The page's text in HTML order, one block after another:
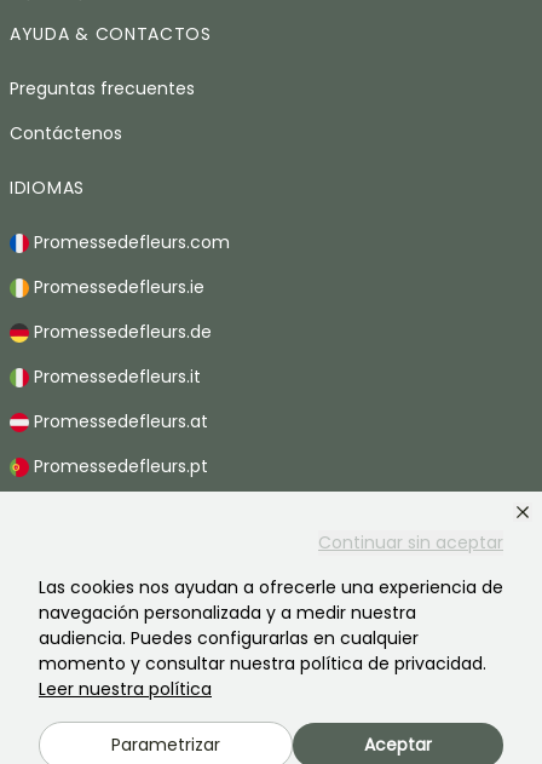
Continuar sin aceptar
Las cookies nos ayudan a ofrecerle una experiencia de
navegación personalizada y a medir nuestra
audiencia. Puedes configurarlas en cualquier
momento y consultar nuestra política de privacidad.
Leer nuestra política
Parametrizar Aceptar
AYUDA & CONTACTOS
Preguntas frecuentes
Contáctenos
IDIOMAS
Promessedefleurs.com
Promessedefleurs.ie
Promessedefleurs.de
Promessedefleurs.it
Promessedefleurs.at
Promessedefleurs.pt
Promessedefleurs.ch
Información legal
Términos y condiciones
Política de privacidad
Promesse de fleurs, una empresa familiar al servicio de todos los